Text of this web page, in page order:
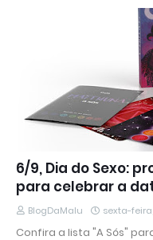
6/9, Dia do Sexo:
para celebrar a
BlogDaMalu sexta-
Confira a lista "A Sós"